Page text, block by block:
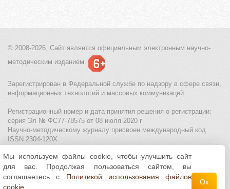
© 2008-2026, Сайт является официальным электронным научно-
методическим изданием.
Зарегистрирован в Федеральной службе по надзору в сфере связи,
информационных технологий и массовых коммуникаций.
Регистрационный номер и дата принятия решения о регистрации:
серия Эл № ФС77-78575 от 08 июля 2020 г
Научно-методическому журналу присвоен международный код
ISSN 2304-120X
МЦИТО|Школьные олимпиады и онлайн конкурсы для детей
Политика использования файлов cookie| Политика обработки и
защиты персональных данных
Мы используем файлы cookie, чтобы улучшить сайт
для вас. Продолжая пользоваться сайтом, вы
соглашаетесь с Политикой использования файлов
cookie
Ок